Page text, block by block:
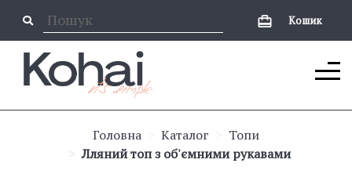
Кошик
Головна Каталог
Топи
Лляний топ з об'ємними рукавами